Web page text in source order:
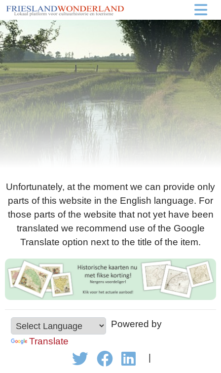
Unfortunately, at the moment we can provide only
parts of this website in the English language. For
those parts of the website that not yet have been
translated we recommend use of the Google
Translate option next to the title of the item.
Powered by
Translate